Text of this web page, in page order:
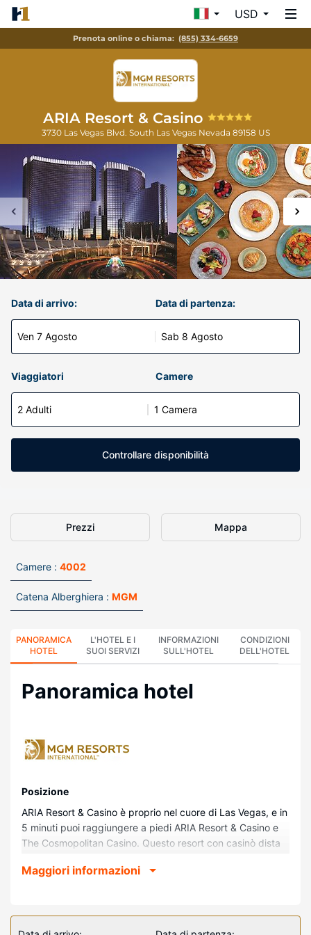
USD
Prenota online o chiama: (855) 334-6659
ARIA Resort & Casino
3730 Las Vegas Blvd. South Las Vegas Nevada 89158 US
Data di arrivo:
Ven 7 Agosto
Data di partenza:
Sab 8 Agosto
Viaggiatori Camere
2 Adulti 1 Camera
Controllare disponibilità
Prezzi Mappa
Camere : 4002
Catena Alberghiera : MGM
PANORAMICA
HOTEL
L'HOTEL E I
SUOI SERVIZI
INFORMAZIONI
SULL'HOTEL
CONDIZIONI
DELL'HOTEL
Panoramica hotel
Posizione
ARIA Resort & Casino è proprio nel cuore di Las Vegas, e in
5 minuti puoi raggiungere a piedi ARIA Resort & Casino e
The Cosmopolitan Casino. Questo resort con casinò dista
Camere
complete di minibar e TV LCD. La TV con canali in digitale
è l'ideale per concedersi un po' di svago. Il bagno in
Maggiori informazioni